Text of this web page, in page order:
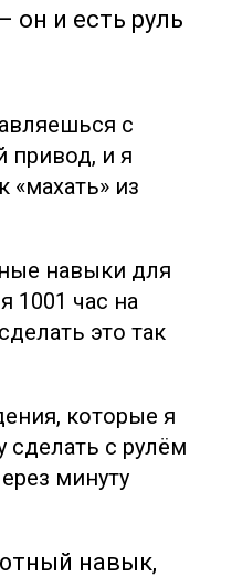
он и есть руль
с
привод, и я
«махать» из
навыки для
1001 час на
это так
которые я
сделать с рулём
минуту
навык,